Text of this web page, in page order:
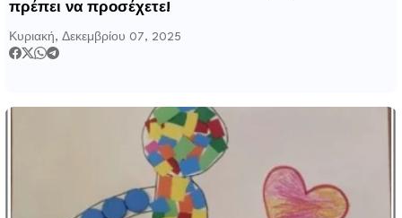
πρέπει να προσέχετε!
Κυριακή, Δεκεμβρίου 07, 2025